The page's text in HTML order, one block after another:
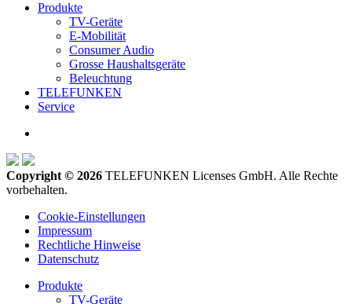
Produkte
TV-Geräte
E-Mobilität
Consumer Audio
Grosse Haushaltsgeräte
Beleuchtung
TELEFUNKEN
Service
Copyright © 2026 TELEFUNKEN Licenses GmbH. Alle Rechte
vorbehalten.
Cookie-Einstellungen
Impressum
Rechtliche Hinweise
Datenschutz
Produkte
TV-Geräte